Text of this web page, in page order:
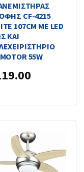
CF-4215
107CM ΜΕ LED
ΚΑΙ
55W